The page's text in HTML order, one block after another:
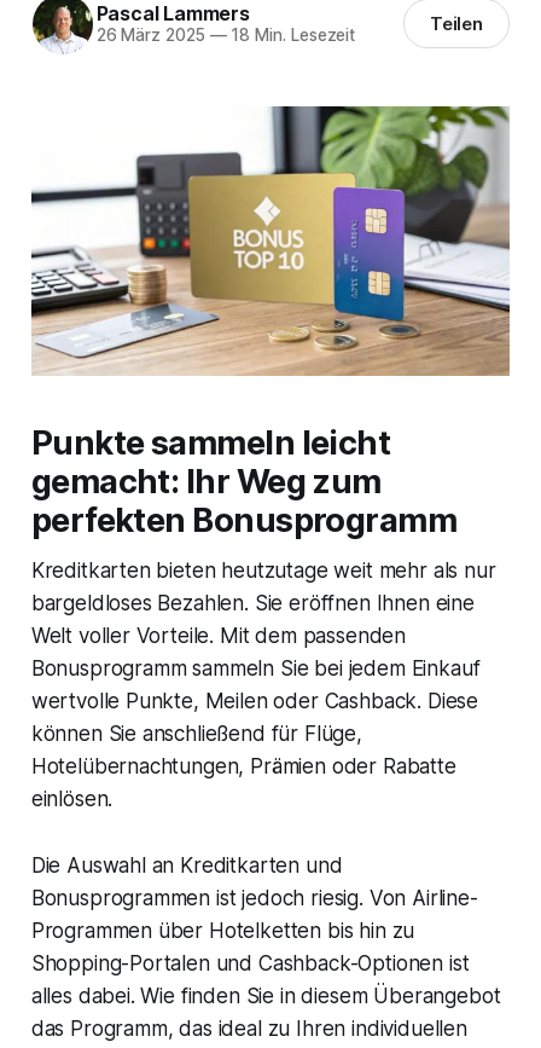
Pascal Lammers
26 März 2025 —18 Min. Lesezeit Teilen
Punkte sammeln leicht
gemacht: Ihr Weg zum
perfekten Bonusprogramm
Kreditkarten bieten heutzutage weit mehr als nur
bargeldloses Bezahlen. Sie eröffnen Ihnen eine
Welt voller Vorteile. Mit dem passenden
Bonusprogramm sammeln Sie bei jedem Einkauf
wertvolle Punkte, Meilen oder Cashback. Diese
können Sie anschließend für Flüge,
Hotelübernachtungen, Prämien oder Rabatte
einlösen.
Die Auswahl an Kreditkarten und
Bonusprogrammen ist jedoch riesig. Von Airline-
Programmen über Hotelketten bis hin zu
Shopping-Portalen und Cashback-Optionen ist
alles dabei. Wie finden Sie in diesem Überangebot
das Programm, das ideal zu Ihren individuellen